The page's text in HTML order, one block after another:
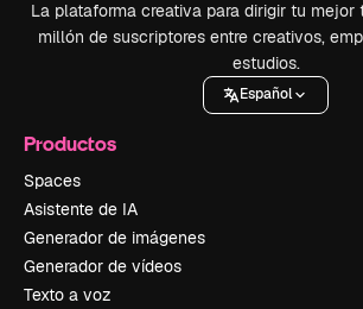
La plataforma creativa para dirigir tu mejor
millón de suscriptores entre creativos,
estudios.
Español
Productos
Spaces
Asistente de IA
Generador de imágenes
Generador de vídeos
Texto a voz